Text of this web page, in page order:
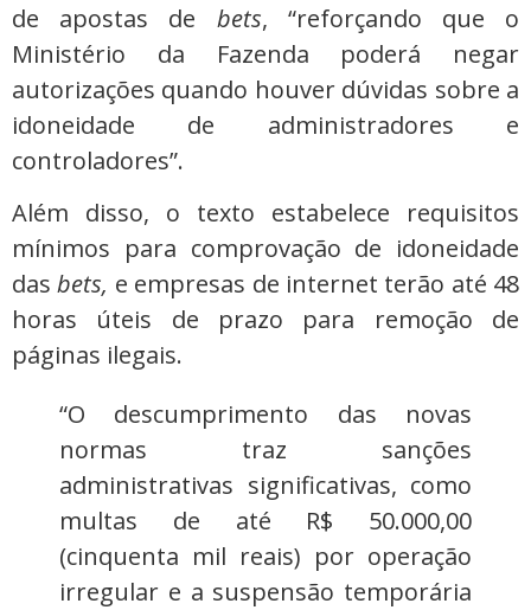
de apostas de bets, “reforçando que o
Ministério da Fazenda poderá negar
autorizações quando houver dúvidas sobre a
idoneidade de administradores e
controladores”.
Além disso, o texto estabelece requisitos
mínimos para comprovação de idoneidade
dasbets, e empresas de internet terão até 48
horas úteis de prazo para remoção de
páginas ilegais.
“O descumprimento das novas
normas traz sanções
administrativas significativas, como
multas de até R$ 50.000,00
(cinquenta mil reais) por operação
irregular e a suspensão temporária